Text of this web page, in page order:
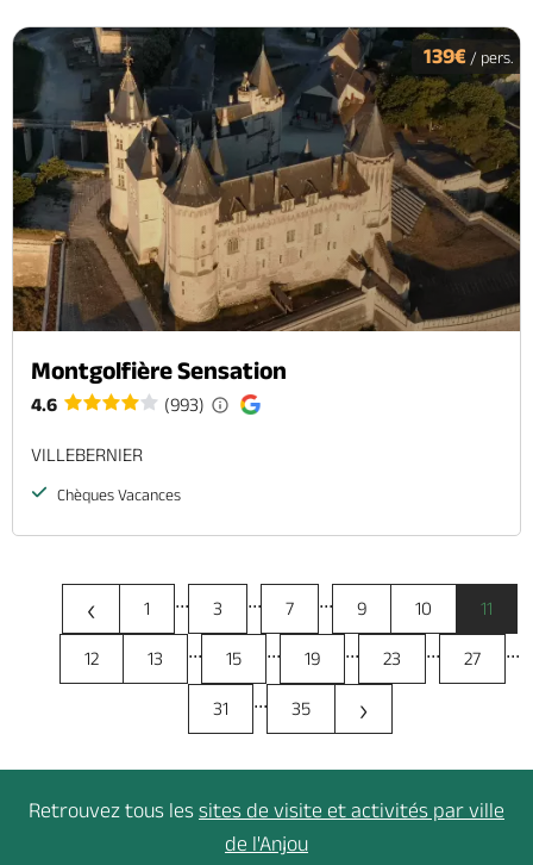
139€ / pers.
Montgolfière Sensation
4.6 (993)
VILLEBERNIER
Chèques Vacances
‹ 1 ... 3 ... 7 ... 9 10 11
12 13 ... 15 ... 19 ... 23 ... 27 ...
31 ... 35 ›
Retrouvez tous les sites de visite et activités par ville
de l'Anjou